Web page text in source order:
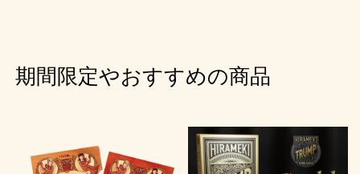
期間限定やおすすめの商品